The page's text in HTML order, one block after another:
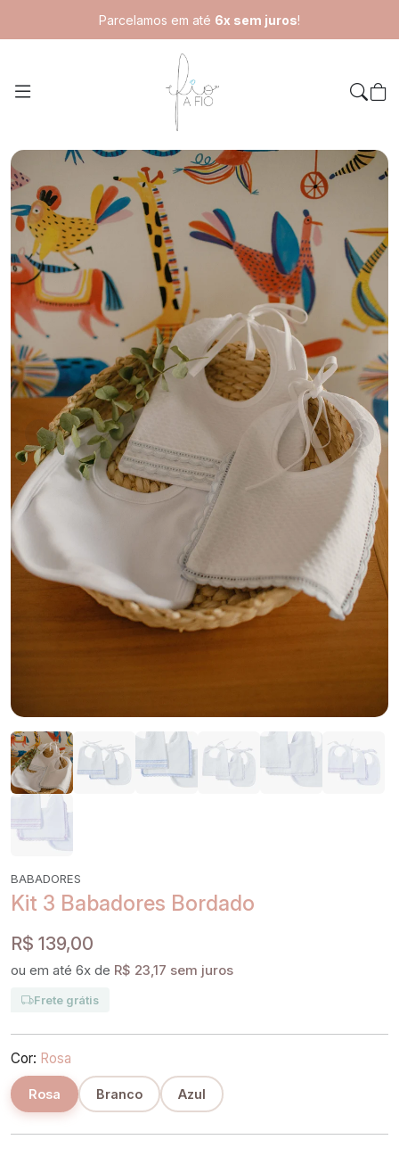
Parcelamos em até 6x sem juros!
Kit 3 Babadores Bordado
Anterior
BABADORES
Kit 3 Babadores Bordado
R$ 139,00
ou em até 6x de R$ 23,17 sem juros
Frete grátis
Cor: Rosa
Rosa Branco Azul